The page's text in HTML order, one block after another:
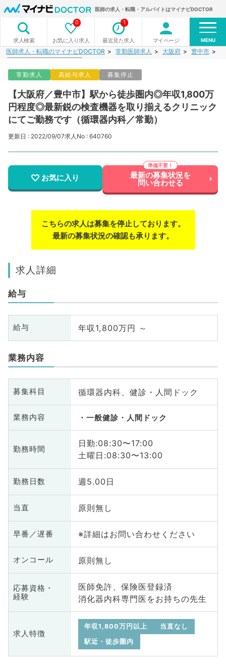
医師の求人・転職・アルバイトはマイナビDOCTOR
求人検索 お気に入り求人
0
最近見た求人
1
マイページ MENU
医師求人・転職のマイナビDOCTOR 常勤医師求人 大阪府 豊中市
常勤求人 高給与求人 募集停止
【大阪府／豊中市】駅から徒歩圏内◎年収1,800万
円程度◎最新鋭の検査機器を取り揃えるクリニック
にてご勤務です（循環器内科／常勤）
更新日 : 2022/09/07求人No : 640760
お気に入り 最新の募集状況を
問い合わせる
こちらの求人は募集を停止しております。
最新の募集状況の確認も承ります。
求人詳細
給与
給与 年収1,800万円 ～
業務内容
募集科目 循環器内科、健診・人間ドック
業務内容 一般健診・人間ドック
勤務時間
日勤:08:30〜17:00
土曜日:08:30〜13:00
勤務日数 週5.00日
当直 原則無し
早番／遅番 ※詳細はお問い合わせください
オンコール 原則無し
応募資格・
経験
医師免許、保険医登録済
消化器内科専門医をお持ちの先生
求人特徴
年収1,800万円以上
当直なし
駅近・徒歩圏内